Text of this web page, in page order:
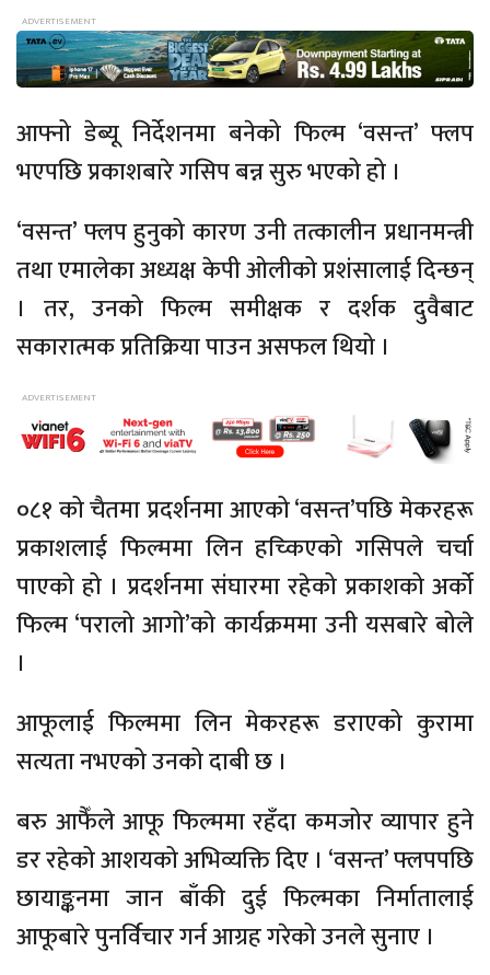
आफ्नो डेब्यू निर्देशनमा बनेको फिल्म ‘वसन्त’ फ्लप
भएपछि प्रकाशबारे गसिप बन्न सुरु भएको हो ।
‘वसन्त’ फ्लप हुनुको कारण उनी तत्कालीन प्रधानमन्त्री
तथा एमालेका अध्यक्ष केपी ओलीको प्रशंसालाई दिन्छन्
। तर, उनको फिल्म समीक्षक र दर्शक दुवैबाट
सकारात्मक प्रतिक्रिया पाउन असफल थियो ।
०८१ को चैतमा प्रदर्शनमा आएको ‘वसन्त’पछि मेकरहरू
प्रकाशलाई फिल्ममा लिन हच्किएको गसिपले चर्चा
पाएको हो । प्रदर्शनमा संघारमा रहेको प्रकाशको अर्को
फिल्म ‘परालो आगो’को कार्यक्रममा उनी यसबारे बोले
।
आफूलाई फिल्ममा लिन मेकरहरू डराएको कुरामा
सत्यता नभएको उनको दाबी छ ।
बरु आफैँले आफू फिल्ममा रहँदा कमजोर व्यापार हुने
डर रहेको आशयको अभिव्यक्ति दिए । ‘वसन्त’ फ्लपपछि
छायाङ्कनमा जान बाँकी दुई फिल्मका निर्मातालाई
आफूबारे पुनर्विचार गर्न आग्रह गरेको उनले सुनाए ।